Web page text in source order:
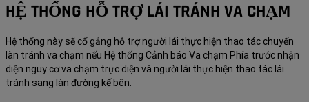
HỆ THỐNG HỖ TRỢ LÁI TRÁNH VA CHẠM
Hệ thống này sẽ cố gắng hỗ trợ người lái thực hiện thao tác chuyển
làn tránh va chạm nếu Hệ thống Cảnh báo Va chạm Phía trước nhận
diện nguy cơ va chạm trực diện và người lái thực hiện thao tác lái
tránh sang làn đường kế bên.